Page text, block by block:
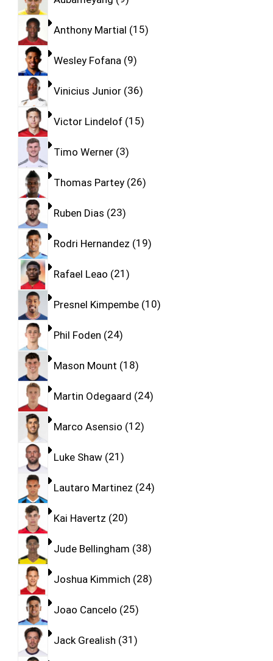
Anthony Martial 15
Wesley Fofana 9
Vinicius Junior 36
Victor Lindelof 15
Timo Werner 3
Thomas Partey 26
Ruben Dias 23
Rodri Hernandez 19
Rafael Leao 21
Presnel Kimpembe 10
Phil Foden 24
Mason Mount 18
Martin Odegaard 24
Marco Asensio 12
Luke Shaw 21
Lautaro Martinez 24
Kai Havertz 20
Jude Bellingham 38
Joshua Kimmich 28
Joao Cancelo 25
Jack Grealish 31